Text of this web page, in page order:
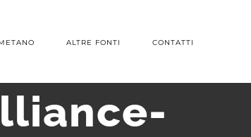
ALTRE FONTI CONTATTI